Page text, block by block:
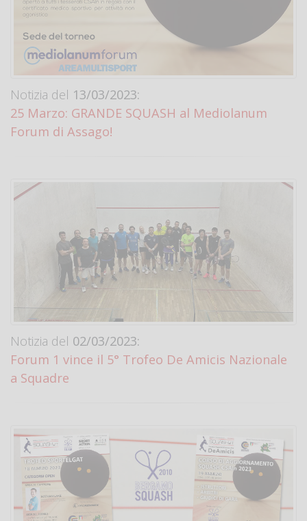
Notizia del 13/03/2023:
25 Marzo: GRANDE SQUASH al Mediolanum
Forum di Assago!
Notizia del 02/03/2023:
Forum 1 vince il 5° Trofeo De Amicis Nazionale
a Squadre